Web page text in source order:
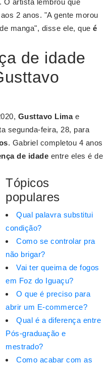
O artista lembrou que
2 anos. "A gente morou
manga", disse ele, que é
de idade
Gusttavo Limae
segunda-feira, 28, para
. Gabriel completou 4 anos
de idade entre eles é de
Tópicos
populares
Qual palavra substitui
condição?
Como se controlar pra
não brigar?
Vai ter queima de fogos
em Foz do Iguaçu?
O que é preciso para
abrir um E-commerce?
Qual é a diferença entre
Pós-graduação e
mestrado?
Como acabar com as